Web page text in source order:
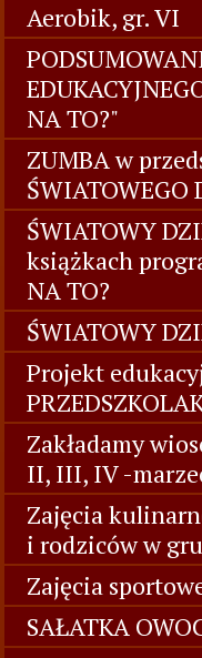
Aerobik, gr. VI
NA TO?"
ZUMBA w
ŚWIATOWY
książkach
NA TO?
ŚWIATOWY
Projekt
Zakładamy
II, III, IV -
Zajęcia
i rodziców w
Zajęcia
SAŁATKA